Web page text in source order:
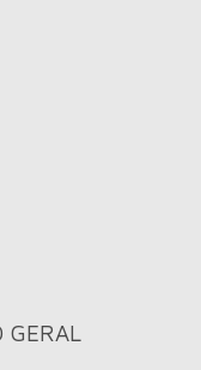
GERAL